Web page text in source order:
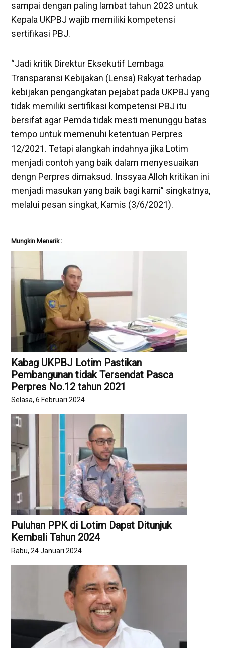
sampai dengan paling lambat tahun 2023 untuk
Kepala UKPBJ wajib memiliki kompetensi
sertifikasi PBJ.
“Jadi kritik Direktur Eksekutif Lembaga
Transparansi Kebijakan (Lensa) Rakyat terhadap
kebijakan pengangkatan pejabat pada UKPBJ yang
tidak memiliki sertifikasi kompetensi PBJ itu
bersifat agar Pemda tidak mesti menunggu batas
tempo untuk memenuhi ketentuan Perpres
12/2021. Tetapi alangkah indahnya jika Lotim
menjadi contoh yang baik dalam menyesuaikan
dengn Perpres dimaksud. Inssyaa Alloh kritikan ini
menjadi masukan yang baik bagi kami” singkatnya,
melalui pesan singkat, Kamis (3/6/2021).
Mungkin Menarik :
Kabag UKPBJ Lotim Pastikan
Pembangunan tidak Tersendat Pasca
Perpres No.12 tahun 2021
Selasa, 6 Februari 2024
Puluhan PPK di Lotim Dapat Ditunjuk
Kembali Tahun 2024
Rabu, 24 Januari 2024